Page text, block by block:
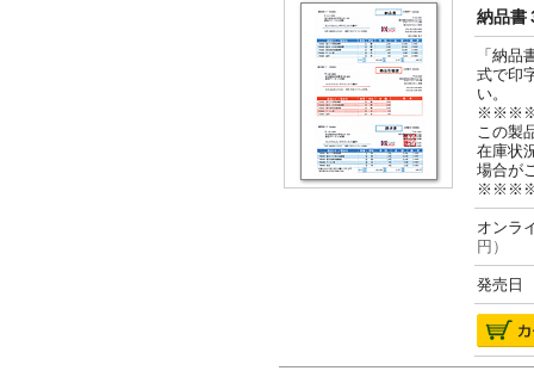
納品書
「納
式で印
い。
この製
在庫状
場合が
オン
円）
発売日